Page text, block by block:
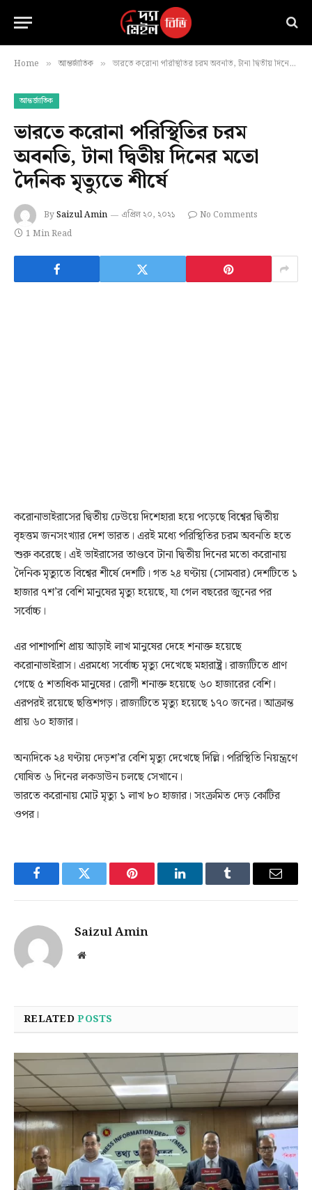
Home » আন্তর্জাতিক » ভারতে করোনা পরিস্থিতির চরম অবনতি, টানা দ্বিতীয় দিনের মতো দৈনিক মৃত্যুতে শীর্ষে
আন্তর্জাতিক
ভারতে করোনা পরিস্থিতির চরম
অবনতি, টানা দ্বিতীয় দিনের মতো
দৈনিক মৃত্যুতে শীর্ষে
BySaizul Amin এপ্রিল ২০, ২০২১
No Comments
1 Min Read
করোনাভাইরাসের দ্বিতীয় ঢেউয়ে দিশেহারা হয়ে পড়েছে বিশ্বের দ্বিতীয়
বৃহত্তম জনসংখ্যার দেশ ভারত। এরই মধ্যে পরিস্থিতির চরম অবনতি হতে
শুরু করেছে। এই ভাইরাসের তাণ্ডবে টানা দ্বিতীয় দিনের মতো করোনায়
দৈনিক মৃত্যুতে বিশ্বের শীর্ষে দেশটি। গত ২৪ ঘণ্টায় (সোমবার) দেশটিতে ১
হাজার ৭শ’র বেশি মানুষের মৃত্যু হয়েছে, যা গেল বছরের জুনের পর
সর্বোচ্চ।
এর পাশাপাশি প্রায় আড়াই লাখ মানুষের দেহে শনাক্ত হয়েছে
করোনাভাইরাস। এরমধ্যে সর্বোচ্চ মৃত্যু দেখেছে মহারাষ্ট্র। রাজ্যটিতে প্রাণ
গেছে ৫ শতাধিক মানুষের। রোগী শনাক্ত হয়েছে ৬০ হাজারের বেশি।
এরপরই রয়েছে ছত্তিশগড়। রাজ্যটিতে মৃত্যু হয়েছে ১৭০ জনের। আক্রান্ত
প্রায় ৬০ হাজার।
অন্যদিকে ২৪ ঘণ্টায় দেড়শ’র বেশি মৃত্যু দেখেছে দিল্লি। পরিস্থিতি নিয়ন্ত্রণে
ঘোষিত ৬ দিনের লকডাউন চলছে সেখানে।
ভারতে করোনায় মোট মৃত্যু ১ লাখ ৮০ হাজার। সংক্রমিত দেড় কোটির
ওপর।
FacebookTwitter Pinterest LinkedInTumblr Email
Saizul Amin
Website
RELATEDPOSTS